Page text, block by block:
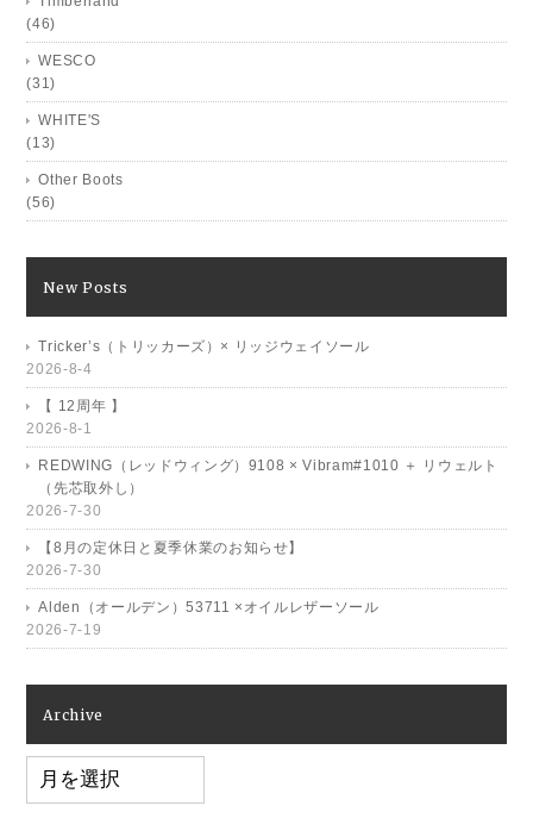
(46)
WESCO
(31)
WHITE'S
(13)
Other Boots
(56)
New Posts
Tricker’s（トリッカーズ）× リッジウェイソール
2026-8-4
【 12周年 】
2026-8-1
REDWING（レッドウィング）9108 × Vibram#1010 ＋ リウェルト
（先芯取外し）
2026-7-30
【8月の定休日と夏季休業のお知らせ】
2026-7-30
Alden（オールデン）53711 ×オイルレザーソール
2026-7-19
Archive
Archive